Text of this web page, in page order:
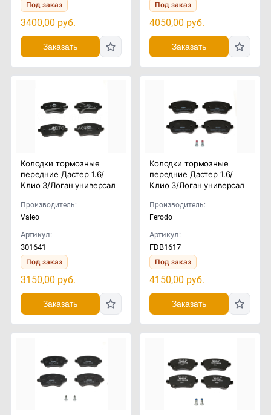
Под заказ
3400,00 руб.
Заказать
Под заказ
4050,00 руб.
Заказать
Колодки тормозные
передние Дастер 1.6/
Клио 3/Логан универсал
Производитель:
Valeo
Артикул:
301641
Под заказ
3150,00 руб.
Заказать
Колодки тормозные
передние Дастер 1.6/
Клио 3/Логан универсал
Производитель:
Ferodo
Артикул:
FDB1617
Под заказ
4150,00 руб.
Заказать